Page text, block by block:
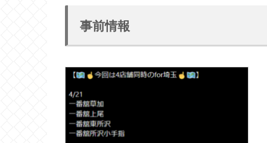
事前情報